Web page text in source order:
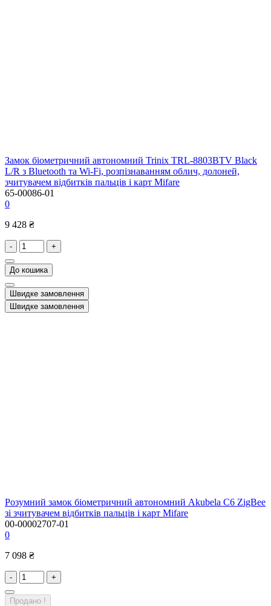
Замок біометричний автономний Trinix TRL-8803BTV Black
L/R з Bluetooth та Wi-Fi, розпізнаванням облич, долоней,
зчитувачем відбитків пальців і карт Mifare
65-00086-01
0
9 428 ₴
- +
До кошика
Швидке замовлення
Швидке замовлення
Розумний замок біометричний автономний Akubela C6 ZigBee
зі зчитувачем відбитків пальців і карт Mifare
00-00002707-01
0
7 098 ₴
- +
Продано !